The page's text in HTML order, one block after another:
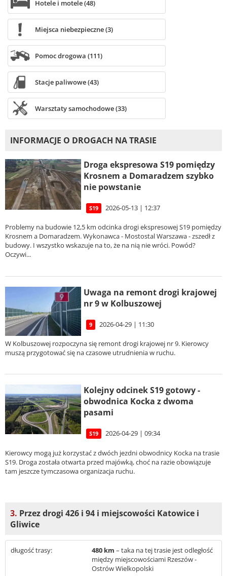
Hotele i motele (48)
Miejsca niebezpieczne (3)
Pomoc drogowa (111)
Stacje paliwowe (43)
Warsztaty samochodowe (33)
INFORMACJE O DROGACH NA TRASIE
Droga ekspresowa S19 pomiędzy
Krosnem a Domaradzem szybko
nie powstanie
S19 2026-05-13 | 12:37
Problemy na budowie 12,5 km odcinka drogi ekspresowej S19 pomiędzy
Krosnem a Domaradzem. Wykonawca - Mostostal Warszawa - zszedł z
budowy. I wszystko wskazuje na to, że na nią nie wróci. Powód?
Oczywi...
Uwaga na remont drogi krajowej
nr 9 w Kolbuszowej
9 2026-04-29 | 11:30
W Kolbuszowej rozpoczyna się remont drogi krajowej nr 9. Kierowcy
muszą przygotować się na czasowe utrudnienia w ruchu.
Kolejny odcinek S19 gotowy -
obwodnica Kocka z dwoma
pasami
S19 2026-04-29 | 09:34
Kierowcy mogą już korzystać z dwóch jezdni obwodnicy Kocka na trasie
S19. Droga została otwarta przed majówką, choć na razie obowiązuje
tam jeszcze tymczasowa organizacja ruchu.
3. Przez drogi 426 i 94 i miejscowości Katowice i
Gliwice
długość trasy: 480 km – taka na tej trasie jest odległość
między miejscowościami Rzeszów -
Ostrów Wielkopolski